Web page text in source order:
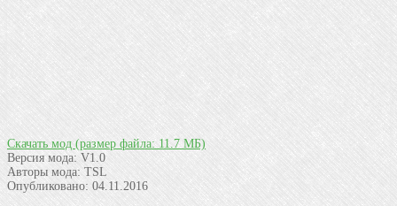
Скачать мод (размер файла: 11.7 МБ)
Версия мода: V1.0
Авторы мода: TSL
Опубликовано: 04.11.2016